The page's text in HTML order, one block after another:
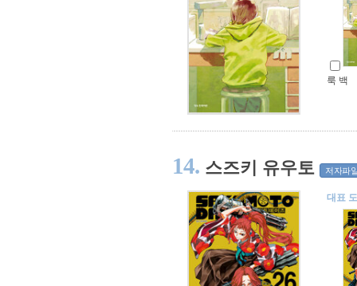
룩 백
14. 스즈키 유우토 저자파
대표